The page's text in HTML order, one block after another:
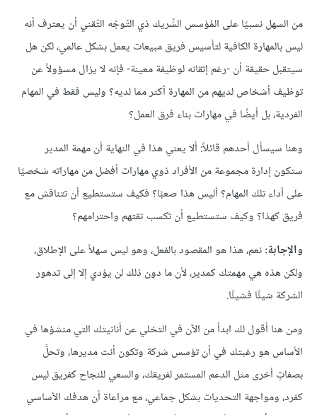
من السهل نسبيًا على المُؤسس الشّريك ذي التّوجّه التّقني أن يعترف أنه
ليس بالمهارة الكافية لتأسيس فريق مبيعات يعمل بشكل عالمي، لكن هل
سيتقبل حقيقة أن -رغم إتقانه لوظيفة معينة- فإنه لا يزال مسؤولاً عن
توظيف أشخاص لديهم من المهارة أكثر مما لديه؟ وليس فقط في المهام
الفردية، بل أيضًا في مهارات بناء فرق العمل؟
وهنا سيسأل أحدهم قائلاً: ألا يعني هذا في النهاية أن مهمة المدير
ستكون إدارة مجموعة من الأفراد ذوي مهارات أفضل من مهاراته شخصيًا
على أداء تلك المهام؟ أليس هذا صعبًا؟ فكيف ستستطيع أن تتناقش مع
فريق كهذا؟ وكيف ستستطيع أن تكسب ثقتهم واحترامهم؟
والإجابة:نعم، هذا هو المقصود بالفعل، وهو ليس سهلاً على الإطلاق،
ولكن هذه هي مهمتك كمدير، لأن ما دون ذلك لن يؤدي إلا إلى تدهور
الشركة شيئًا فشيئًا.
ومن هنا أقول لك ابدأ من الآن في التخلي عن أنانيتك التي منشؤها في
الأساس هو رغبتك في أن تؤسس شركة وتكون أنت مديرها، وتحلَّ
بصفاتٍ أخرى مثل الدعم المستمر لفريقك، والسعي للنجاح كفريق ليس
كفرد، ومواجهة التحديات بشكل جماعي، مع مراعاة أن هدفك الأساسي